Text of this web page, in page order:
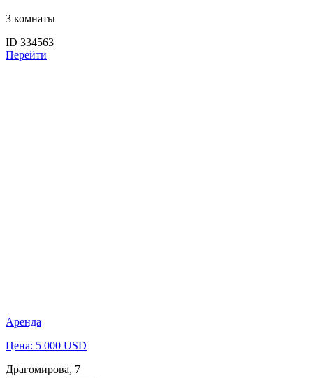
3 комнаты
ID 334563
Перейти
Аренда
Цена: 5 000 USD
Драгомирова, 7